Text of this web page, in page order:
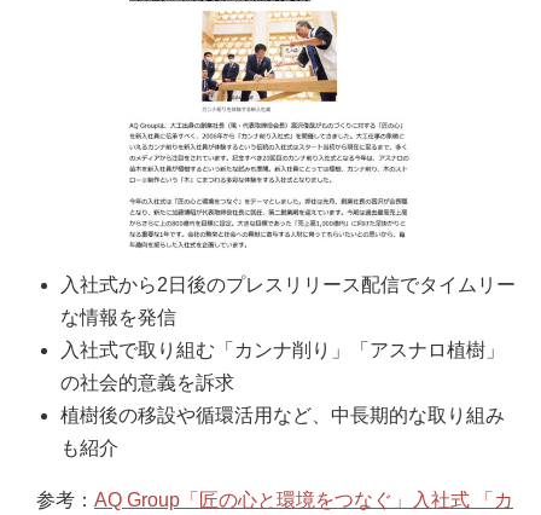
入社式から2日後のプレスリリース配信でタイムリー
な情報を発信
入社式で取り組む「カンナ削り」「アスナロ植樹」
の社会的意義を訴求
植樹後の移設や循環活用など、中長期的な取り組み
も紹介
参考： AQ Group「匠の心と環境をつなぐ」入社式 「カ